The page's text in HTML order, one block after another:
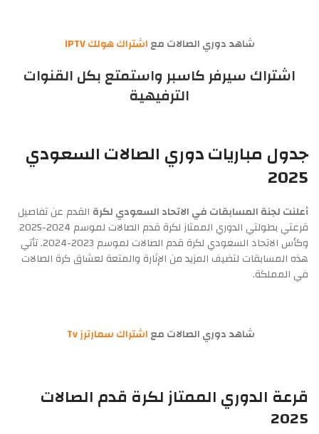
شاهد دوري الصالات معاشتراك هولك IPTV
اشتراك سيرفر كاسبرواستمتع بكل القنوات
الترفيهية
جدول مباريات دوري الصالات السعودي
2025
أعلنت لجنة المسابقات في الاتحاد السعودي لكرة القدم عن تفاصيل
قرعتي بطولتي الدوري الممتاز لكرة قدم الصالات لموسم 2024-2025
وكأس الاتحاد السعودي لكرة قدم الصالات لموسم 2023-2024. تأتي
هذه المسابقات لتضيف المزيد من الإثارة والمتعة لعشاق كرة الصالات
في المملكة.
شاهد دوري الصالات معاشتراك سمارترز Tv
قرعة الدوري الممتاز لكرة قدم الصالات
2025